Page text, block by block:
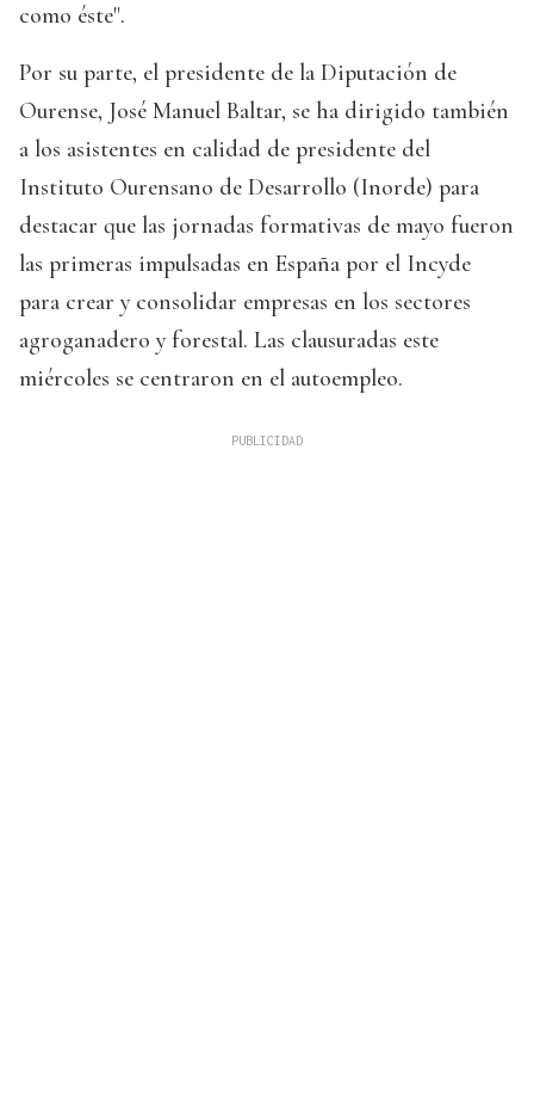
como éste".
Por su parte, el presidente de la Diputación de
Ourense, José Manuel Baltar, se ha dirigido también
a los asistentes en calidad de presidente del
Instituto Ourensano de Desarrollo (Inorde) para
destacar que las jornadas formativas de mayo fueron
las primeras impulsadas en España por el Incyde
para crear y consolidar empresas en los sectores
agroganadero y forestal. Las clausuradas este
miércoles se centraron en el autoempleo.